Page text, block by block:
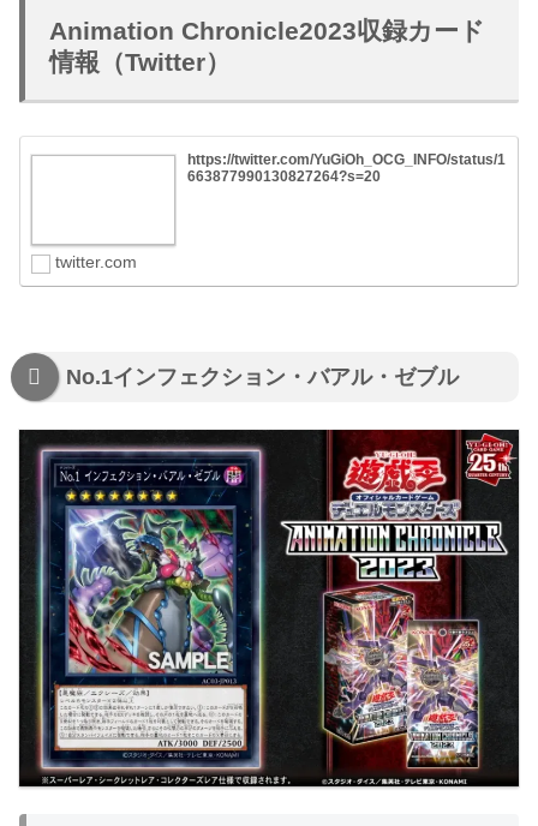
Animation Chronicle2023収録カード
情報（Twitter）
https://twitter.com/YuGiOh_OCG_INFO/status/1
663877990130827264?s=20
twitter.com
No.1インフェクション・バアル・ゼブル